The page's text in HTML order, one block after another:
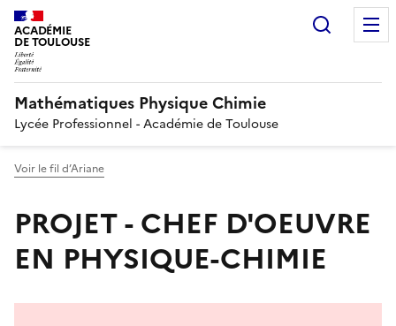
ACADÉMIE
DE TOULOUSE
Mathématiques Physique Chimie
Lycée Professionnel - Académie de Toulouse
Voir le fil d’Ariane
PROJET - CHEF D'OEUVRE
EN PHYSIQUE-CHIMIE